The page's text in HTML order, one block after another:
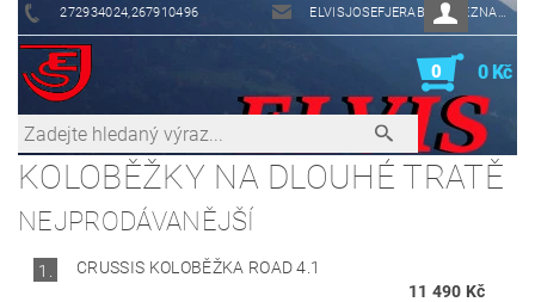
272934024,267910496 ELVISJOSEFJERABEK@SEZNAM.CZ
0 0 Kč
KOLOBĚŽKY NA DLOUHÉ TRATĚ
NEJPRODÁVANĚJŠÍ
1.
CRUSSIS KOLOBĚŽKA ROAD 4.1
11 490 Kč